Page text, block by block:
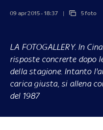
09 apr 2015 - 18:37 5 foto
LA FOTOGALLERY. In
risposte concrerte dopo
della stagione. Intanto
carica giusta, si allena
del 1987